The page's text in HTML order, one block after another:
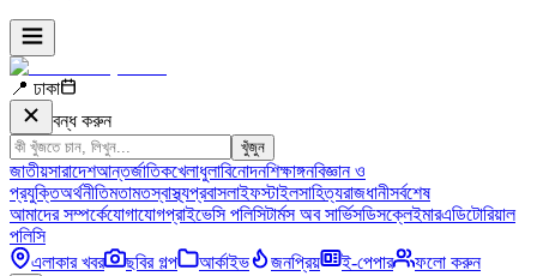
📍 ঢাকা
বন্ধ করুন
খুঁজুন
জাতীয়সারাদেশআন্তর্জাতিকখেলাধুলাবিনোদনশিক্ষাঙ্গনবিজ্ঞান ও
প্রযুক্তিঅর্থনীতিমতামতস্বাস্থ্যপ্রবাসলাইফস্টাইলসাহিত্যরাজধানীসর্বশেষ
আমাদের সম্পর্কেযোগাযোগপ্রাইভেসি পলিসিটার্মস অব সার্ভিসডিসক্লেইমারএডিটোরিয়াল
পলিসি
এলাকার খবর
ছবির গল্প আর্কাইভ জনপ্রিয় ই-পেপার ফলো করুন